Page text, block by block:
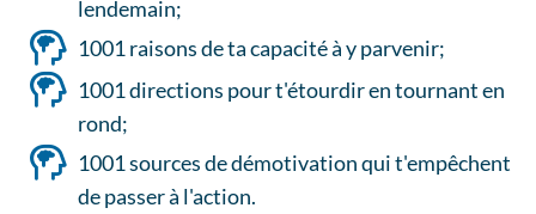
lendemain;
1001 raisons de ta capacité à y parvenir;
1001 directions pour t'étourdir en tournant en
rond;
1001 sources de démotivation qui t'empêchent
de passer à l'action.